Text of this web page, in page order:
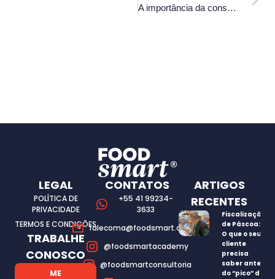
A importância da consultoria de alimentos: por que o mercado precisa de você
LEGAL
POLÍTICA DE
PRIVACIDADE
TERMOS E CONDIÇÕES
TRABALHE
CONOSCO
ME
CONTATOS
+55 41 99234-
3633
falecoma@foodsmart.com.br
@foodsmartacademy
@foodsmartconsultoria
ARTIGOS
RECENTES
Fiscalização
de Páscoa:
O que o seu
cliente
precisa
saber antes
do “pico” de